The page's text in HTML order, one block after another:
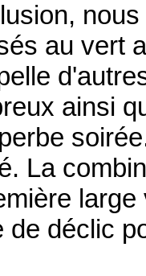
au vert
ainsi
La
de déclic